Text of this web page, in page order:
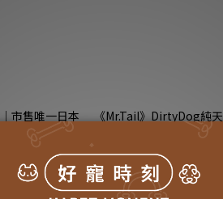
市售唯一日本
貼｜3入
《Mr.Tail》DirtyDog純
｜贈